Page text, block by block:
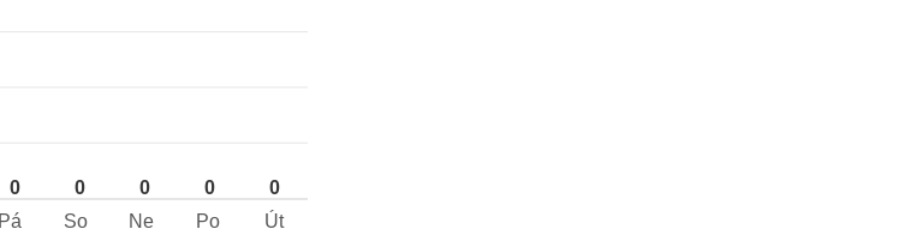
0 0 0 0 0
Pá So Ne Po Út